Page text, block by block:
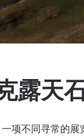
露天
项不同寻常的